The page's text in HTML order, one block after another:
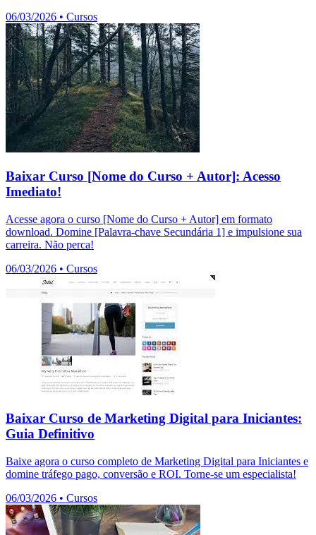
06/03/2026 • Cursos
Baixar Curso [Nome do Curso + Autor]: Acesso
Imediato!
Acesse agora o curso [Nome do Curso + Autor] em formato
download. Domine [Palavra-chave Secundária 1] e impulsione sua
carreira. Não perca!
06/03/2026 • Cursos
Baixar Curso de Marketing Digital para Iniciantes:
Guia Definitivo
Baixe agora o curso completo de Marketing Digital para Iniciantes e
domine tráfego pago, conversão e ROI. Torne-se um especialista!
06/03/2026 • Cursos